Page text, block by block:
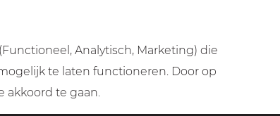
Analytisch, Marketing) die
te laten functioneren. Door op
akkoord te gaan.